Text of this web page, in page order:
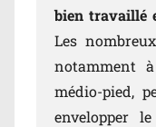
bien travaillé
Les
notamment
médio-pied,
envelopper